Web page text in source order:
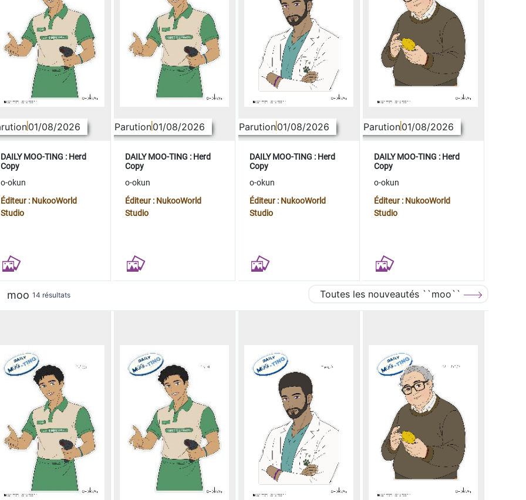
01/08/2026
DAILY MOO-TING : Herd
Copy
o-okun
Éditeur : NukooWorld
Studio
Parution01/08/2026
DAILY MOO-TING : Herd
Copy
o-okun
Éditeur : NukooWorld
Studio
Parution01/08/2026
DAILY MOO-TING : Herd
Copy
o-okun
Éditeur : NukooWorld
Studio
Parution01/08/2026
DAILY MOO-TING : Herd
Copy
o-okun
Éditeur : NukooWorld
Studio
moo 14 résultats Toutes les nouveautés ``moo``